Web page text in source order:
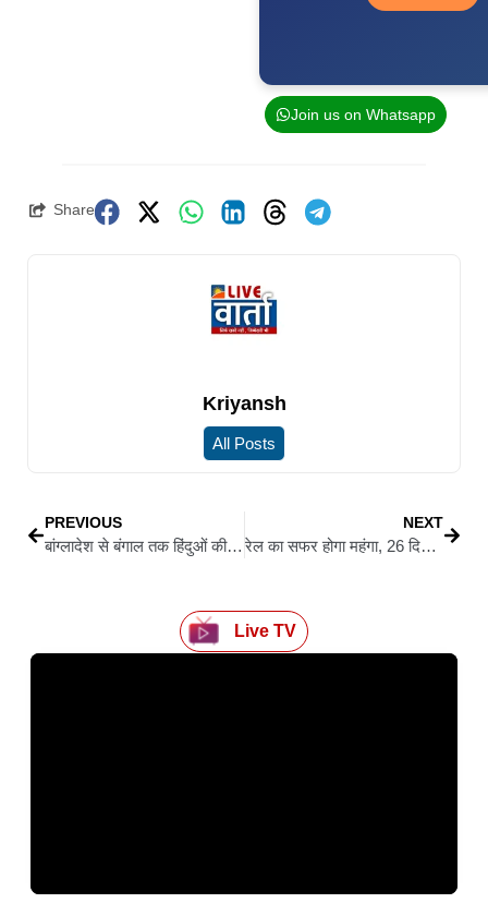
Join us on Whatsapp
Share
Kriyansh
All Posts
PREVIOUS
बांग्लादेश से बंगाल तक हिंदुओं की हत्या का मुद्दा: अमित मालवीय ने मांगी जवाबदेही
NEXT
रेल का सफर होगा महंगा, 26 दिसंबर से बढ़ेगा किराया; जानें कितने बढ़े दाम
Live TV